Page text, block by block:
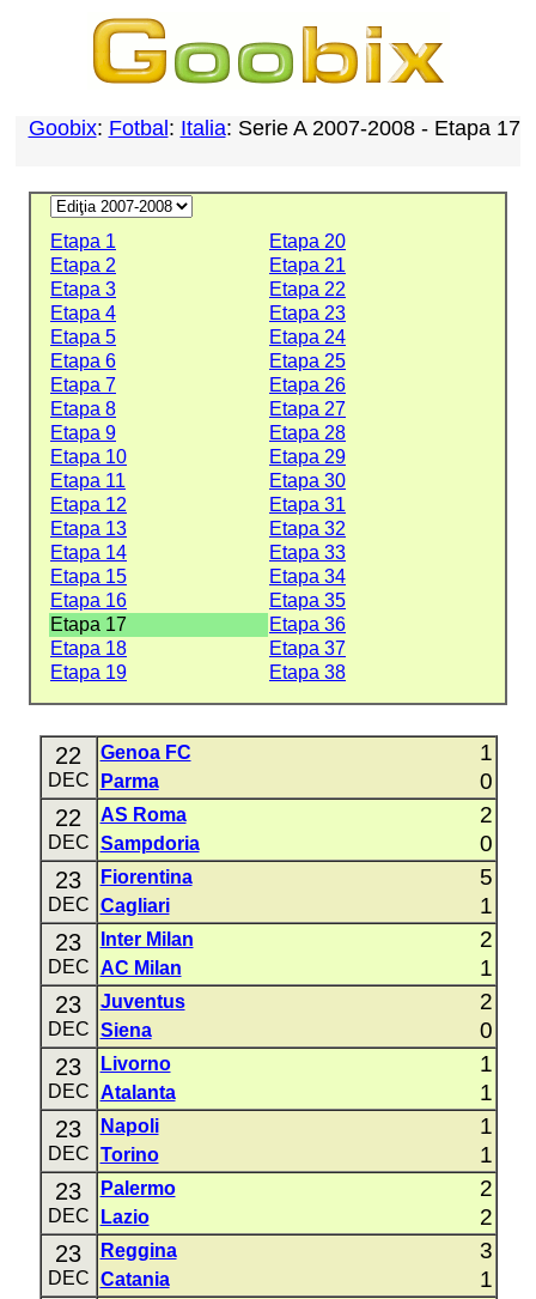
Goobix: Fotbal : Italia: Serie A 2007-2008 - Etapa 17
Etapa 1
Etapa 20
Etapa 2
Etapa 21
Etapa 3
Etapa 22
Etapa 4
Etapa 23
Etapa 5
Etapa 24
Etapa 6
Etapa 25
Etapa 7
Etapa 26
Etapa 8
Etapa 27
Etapa 9
Etapa 28
Etapa 10
Etapa 29
Etapa 11
Etapa 30
Etapa 12
Etapa 31
Etapa 13
Etapa 32
Etapa 14
Etapa 33
Etapa 15
Etapa 34
Etapa 16
Etapa 35
Etapa 17
Etapa 36
Etapa 18
Etapa 37
Etapa 19
Etapa 38
22
DEC
Genoa FC 1
Parma 0
22
DEC
AS Roma 2
Sampdoria 0
23
DEC
Fiorentina 5
Cagliari 1
23
DEC
Inter Milan 2
AC Milan 1
23
DEC
Juventus 2
Siena 0
23
DEC
Livorno 1
Atalanta 1
23
DEC
Napoli 1
Torino 1
23
DEC
Palermo 2
Lazio 2
23
DEC
Reggina 3
Catania 1